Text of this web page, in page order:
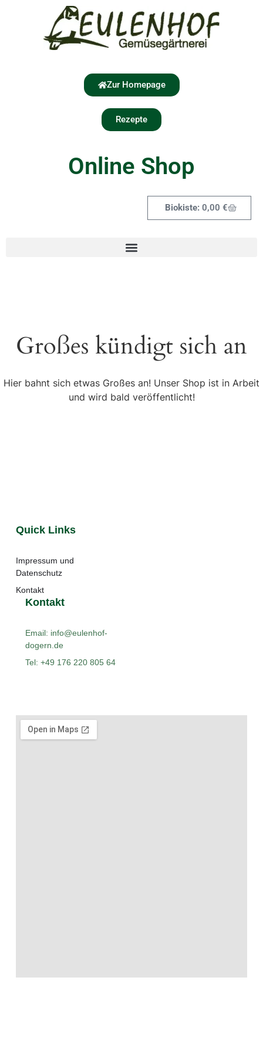
Zur Homepage
Rezepte
Online Shop
0,00 €
Großes kündigt sich an
Hier bahnt sich etwas Großes an! Unser Shop ist in Arbeit
und wird bald veröffentlicht!
Quick Links
Impressum und
Datenschutz
Kontakt
Kontakt
Email: info@eulenhof-
dogern.de
Tel: +49 176 220 805 64